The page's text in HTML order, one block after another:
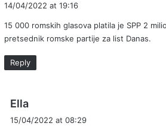
s
:
14/04/2022 at 19:16
15 000 romskih glasova platila je SPP 2
pretsednik romske partije za list Danas.
Reply
Ella
a
15/04/2022 at 08:29